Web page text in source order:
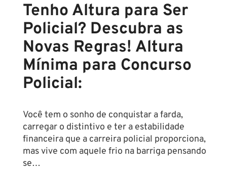
Tenho Altura para Ser
Policial? Descubra as
Novas Regras! Altura
Mínima para Concurso
Policial:
Você tem o sonho de conquistar a farda,
carregar o distintivo e ter a estabilidade
financeira que a carreira policial proporciona,
mas vive com aquele frio na barriga pensando
se…